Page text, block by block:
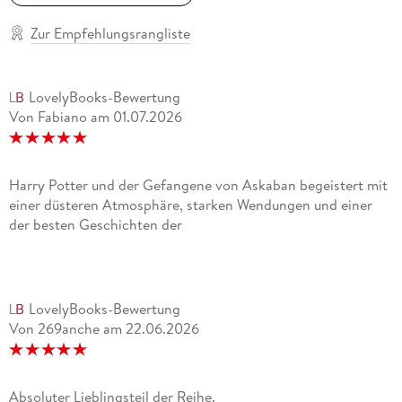
mitgearbeitet.
Von ihr stammen auch die beiden Kinderbücher
(2020) und
Galbraith.
Preise erhalten. Sie unterstützt mit Hilfe von Volant
Zur Empfehlungsrangliste
LovelyBooks-Bewertung
Von Fabiano am 01.07.2026
Harry Potter und der Gefangene von Askaban begeistert mit
einer düsteren Atmosphäre, starken Wendungen und einer
der besten Geschichten der
LovelyBooks-Bewertung
Von 269anche am 22.06.2026
Absoluter Lieblingsteil der Reihe.